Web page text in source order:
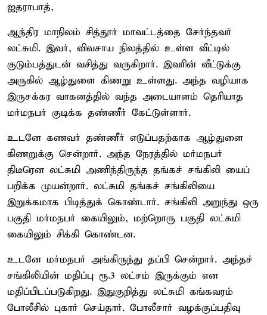
ஐதராபாத்,
ஆந்திர மாநிலம் சித்தூர் மாவட்டத்தை சேர்ந்தவர்
லட்சுமி. இவர், விவசாய நிலத்தில் உள்ள வீட்டில்
குடும்பத்துடன் வசித்து வருகிறார். இவரின் வீட்டுக்கு
அருகில் ஆழ்துளை கிணறு உள்ளது. அந்த வழியாக
இருசக்கர வாகனத்தில் வந்த அடையாளம் தெரியாத
மர்மநபர் குடிக்க தண்ணீர் கேட்டுள்ளார்.
உடனே கணவர் தண்ணீர் எடுப்பதற்காக ஆழ்துளை
கிணறுக்கு சென்றார். அந்த நேரத்தில் மர்மநபர்
திடீரென லட்சுமி அணிந்திருந்த தங்கச் சங்கிலி யைப்
பறிக்க முயன்றார். லட்சுமி தங்கச் சங்கிலியை
இறுக்கமாக பிடித்துக் கொண்டார். சங்கிலி அறுந்து ஒரு
பகுதி மர்மநபர் கையிலும், மற்றொரு பகுதி லட்சுமி
கையிலும் சிக்கி கொண்டன.
உடனே மர்மநபர் அங்கிருந்து தப்பி சென்றார். அந்தச்
சங்கிலியின் மதிப்பு ரூ.3 லட்சம் இருக்கும் என
மதிப்பிடப்படுகிறது. இதுகுறித்து லட்சுமி கங்கவரம்
போலீசில் புகார் செய்தார். போலீசார் வழக்குப்பதிவு